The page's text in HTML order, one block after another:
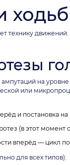
технику
на
или
и постановка на
(в этот момент
вперёд — цикл
для всех типов):